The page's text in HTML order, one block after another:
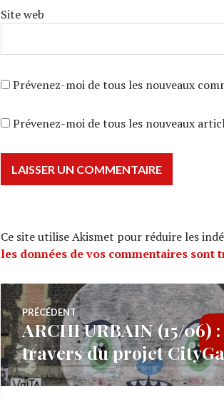
Site web
Prévenez-moi de tous les nouveaux
Prévenez-moi de tous les nouveaux
Ce site utilise Akismet pour réduire les
les données de vos commentaires sont
Navigation
de
l’article
PRÉCÉDENT
Article
précédent :
ARCHI URBAIN (15/06)
travers du projet